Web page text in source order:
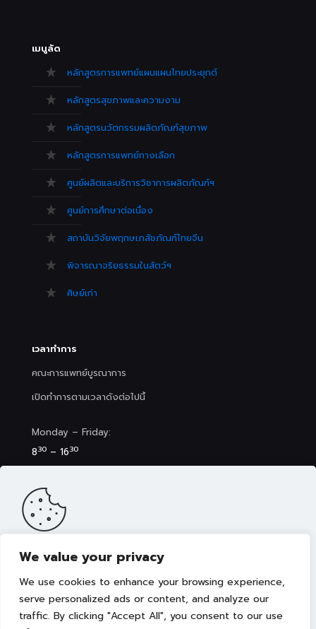
We value your privacy
We use cookies to enhance your browsing experience,
serve personalized ads or content, and analyze our
traffic. By clicking "Accept All", you consent to our use
เมนูลัด
หลักสูตรการแพทย์แผนแผนไทยประยุกต์
หลักสูตรสุขภาพและความงาม
หลักสูตรนวัตกรรมผลิตภัณฑ์สุขภาพ
หลักสูตรการแพทย์ทางเลือก
ศูนย์ผลิตและบริการวิชาการผลิตภัณฑ์ฯ
ศูนย์การศึกษาต่อเนื่อง
สถาบันวิจัยพฤกษเภสัชภัณฑ์ไทยจีน
พิจารณาจริยธรรมในสัตว์ฯ
ศิษย์เก่า
เวลาทำการ
คณะการแพทย์บูรณาการ
เปิดทำการตามเวลาดังต่อไปนี้
Monday – Friday:
830 – 1630
8 30– 17
Copyright © 2022 คณะการแพทย์บูรณาการ มหาวิทยาลัย
เว็บไซต์นี้มีการจัดเก็บคุกกี้เพื่อมอบประสบการณ์การใช้งานเว็บไซต์ของ
ขาย เลือกเนื้อหาที่เหมาะสมให้กับคุณอย่างเป็นส่วนตัว ท่านสามารถศึกษา
นโยบายการใช้คุกกี้ (Cookies Policy)ได้ที่ลิงค์นี้ การใช้งานเว็บไซต์นี้
เป็นการยอมรับข้อกำหนดและยินยอมให้เราจัดเก็บคุ้กกี้ตามนโยบายที่แจ้ง
ในเบื้องต้น